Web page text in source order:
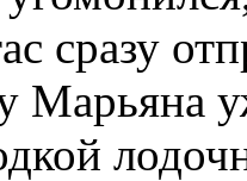
сразу
Марьяна